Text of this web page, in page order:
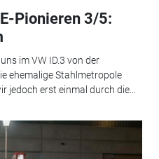
Pionieren 3/5:
im VW ID.3 von der
ehemalige Stahlmetropole
jedoch erst einmal durch die...